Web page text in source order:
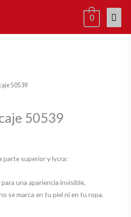
0
50539
50539
parte superior y lycra:
una apariencia invisible,
se marca en tu piel ni en tu ropa.